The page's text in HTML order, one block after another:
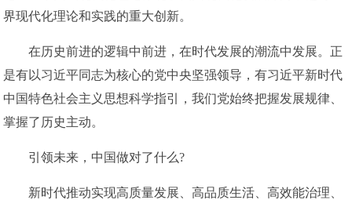
界现代化理论和实践的重大创新。
在历史前进的逻辑中前进，在时代发展的潮流中发展。正
是有以习近平同志为核心的党中央坚强领导，有习近平新时代
中国特色社会主义思想科学指引，我们党始终把握发展规律、
掌握了历史主动。
引领未来，中国做对了什么?
新时代推动实现高质量发展、高品质生活、高效能治理、